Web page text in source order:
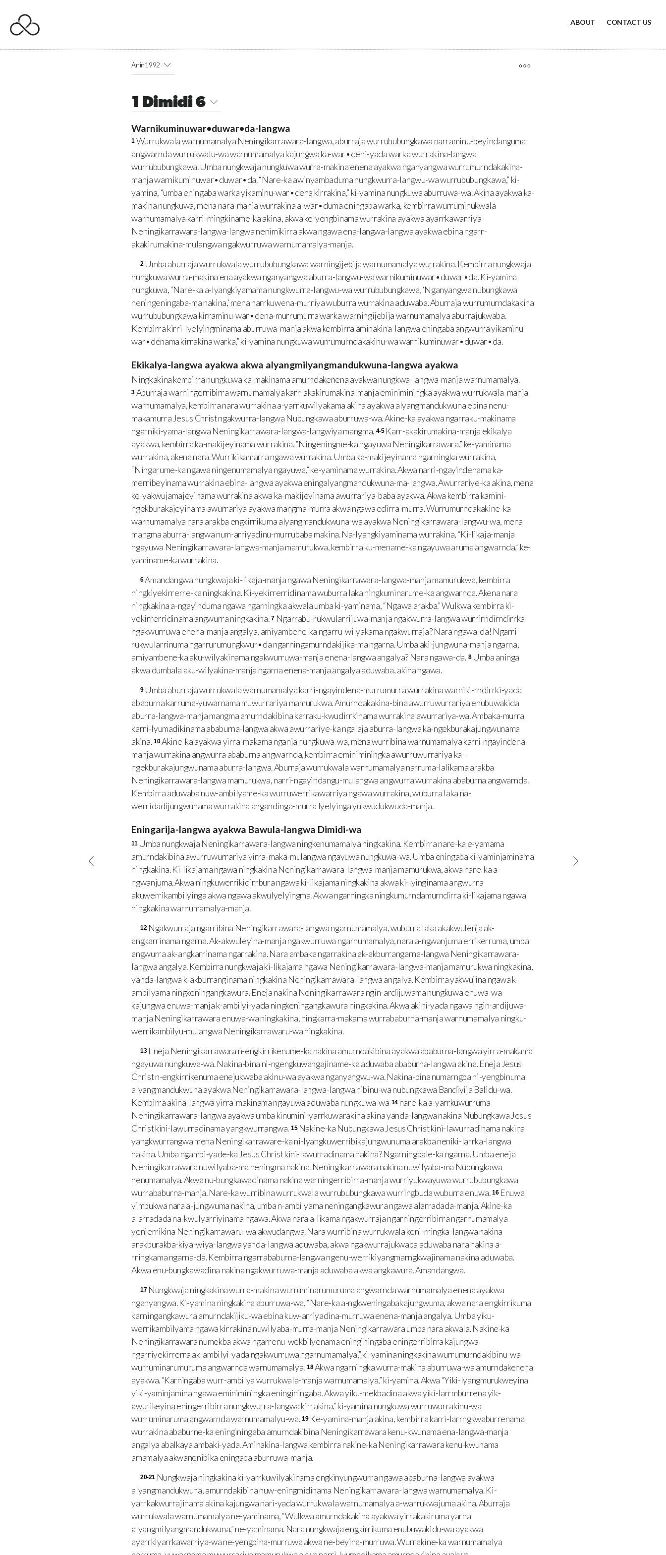
ABOUT CONTACT US
Anin1992
1 Dimidi 6
Warnikuminuwar•duwar•da-langwa
1 Wurrukwala warnumamalya Neningikarrawara-langwa, aburraja wurrububungkawa narraminu-beyindanguma
angwarnda wurrukwalu-wa warnumamalya kajungwa ka-war•deni-yada warka wurrakina-langwa
wurrububungkawa. Umba nungkwaja nungkuwa wurra-makina enena ayakwa nganyangwa wurrumurndakakina-
manja warnikuminuwar•duwar•da. “Nare-ka awinyambaduma nungkwurra-langwu-wa wurrububungkawa,” ki-
yamina, “umba eningaba warka yikaminu-war•dena kirrakina,” ki-yamina nungkuwa aburruwa-wa. Akina ayakwa ka-
makina nungkuwa, mena nara-manja wurrakina a-war•duma eningaba warka, kembirra wurruminukwala
warnumamalya karri-rringkiname-ka akina, akwa ke-yengbinama wurrakina ayakwa ayarrkawarriya
Neningikarrawara-langwa-langwa nenimikirra akwa ngawa ena-langwa-langwa ayakwa ebina ngarr-
akakirumakina-mulangwa ngakwurruwa warnumamalya-manja.
2 Umba aburraja wurrukwala wurrububungkawa warningijebija warnumamalya wurrakina. Kembirra nungkwaja
nungkuwa wurra-makina ena ayakwa nganyangwa aburra-langwu-wa warnikuminuwar•duwar•da. Ki-yamina
nungkuwa, “Nare-ka a-lyangkiyamama nungkwurra-langwu-wa wurrububungkawa, ‘Nganyangwa nubungkawa
neningeningaba-ma nakina,’ mena narrkuwena-murriya wuburra wurrakina aduwaba. Aburraja wurrumurndakakina
wurrububungkawa kirraminu-war•dena-murrumurra warka warningijebija warnumamalya aburrajukwaba.
Kembirra kirri-lyelyingminama aburruwa-manja akwa kembirra aminakina-langwa eningaba angwurra yikaminu-
war•denama kirrakina warka,” ki-yamina nungkuwa wurrumurndakakinu-wa warnikuminuwar•duwar•da.
Ekikalya-langwa ayakwa akwa alyangmilyangmandukwuna-langwa ayakwa
Ningkakina kembirra nungkuwa ka-makinama amurndakenena ayakwa nungkwa-langwa-manja warnumamalya.
3 Aburraja warningerribirra warnumamalya karr-akakirumakina-manja eminiminingka ayakwa wurrukwala-manja
warnumamalya, kembirra nara wurrakina a-yarrkuwilyakama akina ayakwa alyangmandukwuna ebina nenu-
makamurra Jesus Christ ngakwurra-langwa Nubungkawa aburruwa-wa. Akine-ka ayakwa ngarraku-makinama
ngarniki-yama-langwa Neningikarrawara-langwa-langwiya mangma. 4-5 Karr-akakirumakina-manja ekikalya
ayakwa, kembirra ka-makijeyinama wurrakina, “Ningeningme-ka ngayuwa Neningikarrawara,” ke-yaminama
wurrakina, akena nara. Wurrikikamarra ngawa wurrakina. Umba ka-makijeyinama ngarningka wurrakina,
“Ningarume-ka ngawa ningenumamalya ngayuwa,” ke-yaminama wurrakina. Akwa narri-ngayindenama ka-
merribeyinama wurrakina ebina-langwa ayakwa eningalyangmandukwuna-ma-langwa. Awurrariye-ka akina, mena
ke-yakwujamajeyinama wurrakina akwa ka-makijeyinama awurrariya-baba ayakwa. Akwa kembirra kamini-
ngekburakajeyinama awurrariya ayakwa mangma-murra akwa ngawa edirra-murra. Wurrumurndakakine-ka
warnumamalya nara arakba engkirrikuma alyangmandukwuna-wa ayakwa Neningikarrawara-langwu-wa, mena
mangma aburra-langwa num-arriyadinu-murrubaba makina. Na-lyangkiyaminama wurrakina, “Ki-likaja-manja
ngayuwa Neningikarrawara-langwa-manja mamurukwa, kembirra ku-mename-ka ngayuwa aruma angwarnda,” ke-
yaminame-ka wurrakina.
6Amandangwa nungkwaja ki-likaja-manja ngawa Neningikarrawara-langwa-manja mamurukwa, kembirra
ningkiyekirrerre-ka ningkakina. Ki-yekirrerridinama wuburra laka ningkuminarume-ka angwarnda. Akena nara
ningkakina a-ngayinduma ngawa ngarningka akwala umba ki-yaminama, “Ngawa arakba.” Wulkwa kembirra ki-
yekirrerridinama angwurra ningkakina. 7 Ngarrabu-rukwularrijuwa-manja ngakwurra-langwa wurrirndirndirrka
ngakwurruwa enena-manja angalya, amiyambene-ka ngarru-wilyakama ngakwurraja? Nara ngawa-da! Ngarri-
rukwularrinuma ngarrurumungkwur•da ngarningamurndakijika-ma ngarna. Umba aki-jungwuna-manja ngarna,
amiyambene-ka aku-wilyakinama ngakwurruwa-manja enena-langwa angalya? Nara ngawa-da. 8 Umba aninga
akwa dumbala aku-wilyakina-manja ngarna enena-manja angalya aduwaba, akina ngawa.
9 Umba aburraja wurrukwala warnumamalya karri-ngayindena-murrumurra wurrakina warniki-rndirrki-yada
ababurna karruma-yuwarnama muwurrariya mamurukwa. Amurndakakina-bina awurruwurrariya enubuwakida
aburra-langwa-manja mangma amurndakibina karraku-kwudirrkinama wurrakina awurrariya-wa. Ambaka-murra
karri-lyumadikinama ababurna-langwa akwa awurrariye-ka ngalaja aburra-langwa ka-ngekburakajungwunama
akina. 10Akine-ka ayakwa yirra-makama nganja nungkuwa-wa, mena wurribina warnumamalya karri-ngayindena-
manja wurrakina angwurra ababurna angwarnda, kembirra eminiminingka awurruwurrariya ka-
ngekburakajungwunama aburra-langwa. Aburraja wurrukwala warnumamalya narruma-lalikama arakba
Neningikarrawara-langwa mamurukwa, narri-ngayindangu-mulangwa angwurra wurrakina ababurna angwarnda.
Kembirra aduwaba nuw-ambilyame-ka wurruwerrikawarriya ngawa wurrakina, wuburra laka na-
werridadijungwunama wurrakina angandinga-murra lyelyinga yukwudukwuda-manja.
Eningarija-langwa ayakwa Bawula-langwa Dimidi-wa
11 Umba nungkwaja Neningikarrawara-langwa ningkenumamalya ningkakina. Kembirra nare-ka e-yamama
amurndakibina awurruwurrariya yirra-maka-mulangwa ngayuwa nungkuwa-wa. Umba eningaba ki-yaminjaminama
ningkakina. Ki-likajama ngawa ningkakina Neningikarrawara-langwa-manja mamurukwa, akwa nare-ka a-
ngwanjuma. Akwa ningkuwerrikidirrbura ngawa ki-likajama ningkakina akwa ki-lyinginama angwurra
akuwerrikambilyinga akwa ngawa akwulyelyingma. Akwa ngarningka ningkumurndamurndirra ki-likajama ngawa
ningkakina warnumamalya-manja.
12 Ngakwurraja ngarribina Neningikarrawara-langwa ngarnumamalya, wuburra laka akakwulenja ak-
angkarrinama ngarna. Ak-akwuleyina-manja ngakwurruwa ngarnumamalya, nara a-ngwanjuma errikerruma, umba
angwurra ak-angkarrinama ngarrakina. Nara ambaka ngarrakina ak-akburrangarna-langwa Neningikarrawara-
langwa angalya. Kembirra nungkwaja ki-likajama ngawa Neningikarrawara-langwa-manja mamurukwa ningkakina,
yanda-langwa k-akburranginama ningkakina Neningikarrawara-langwa angalya. Kembirra yakwujina ngawa k-
ambilyama ningkeningangkawura. Eneja nakina Neningikarrawara ngin-ardijuwama nungkuwa enuwa-wa
kajungwa enuwa-manja k-ambilyi-yada ningkeningangkawura ningkakina. Akwa akini-yada ngawa ngin-ardijuwa-
manja Neningikarrawara enuwa-wa ningkakina, ningkarra-makama wurrababurna-manja warnumamalya ningku-
werrikambilyu-mulangwa Neningikarrawaru-wa ningkakina.
13 Eneja Neningikarrawara n-engkirrikenume-ka nakina amurndakibina ayakwa ababurna-langwa yirra-makama
ngayuwa nungkuwa-wa. Nakina-bina ni-ngengkuwangajiname-ka aduwaba ababurna-langwa akina. Eneja Jesus
Christ n-engkirrikenuma enejukwaba akinu-wa ayakwa nganyangwu-wa. Nakina-bina numarngba ni-yengbinuma
alyangmandukwuna ayakwa Neningikarrawara-langwa-langwa nibinu-wa nubungkawa Bandiyija Balidu-wa.
Kembirra akina-langwa yirra-makinama ngayuwa aduwaba nungkuwa-wa 14 nare-ka a-yarrkuwurruma
Neningikarrawara-langwa ayakwa umba kinumini-yarrkuwarakina akina yanda-langwa nakina Nubungkawa Jesus
Christ kini-lawurradinama yangkwurrangwa. 15 Nakine-ka Nubungkawa Jesus Christ kini-lawurradinama nakina
yangkwurrangwa mena Neningikarraware-ka ni-lyangkuwerribikajungwunuma arakba neniki-larrka-langwa
nakina. Umba ngambi-yade-ka Jesus Christ kini-lawurradinama nakina? Ngarningbale-ka ngarna. Umba eneja
Neningikarrawara nuwilyaba-ma neningma nakina. Neningikarrawara nakina nuwilyaba-ma Nubungkawa
nenumamalya. Akwa nu-bungkawadinama nakina warningerribirra-manja wurriyukwayuwa wurrububungkawa
wurrababurna-manja. Nare-ka wurribina wurrukwala wurrububungkawa wurringbuda wuburra enuwa. 16 Enuwa
yimbukwa nara a-jungwuma nakina, umba n-ambilyama neningangkawura ngawa alarradada-manja. Akine-ka
alarradada na-kwulyarriyinama ngawa. Akwa nara a-likama ngakwurraja ngarningerribirra ngarnumamalya
yenjerrikina Neningikarrawaru-wa akwudangwa. Nara wurribina wurrukwala keni-rringka-langwa nakina
arakburakba-kiya-wiya-langwa yanda-langwa aduwaba, akwa ngakwurrajukwaba aduwaba nara nakina a-
rringkama ngarna-da. Kembirra ngarrababurna-langwa ngenu-werrikiyangmarngkwajinama nakina aduwaba.
Akwa enu-bungkawadina nakina ngakwurruwa-manja aduwaba akwa angkawura. Amandangwa.
17 Nungkwaja ningkakina wurra-makina wurruminarumuruma angwarnda warnumamalya enena ayakwa
nganyangwa. Ki-yamina ningkakina aburruwa-wa, “Nare-ka a-ngkweningabakajungwuma, akwa nara engkirrikuma
karningangkawura amurndakijiku-wa ebina kuw-arriyadina-murruwa enena-manja angalya. Umba yiku-
werrikambilyama ngawa kirrakina nuwilyaba-murra-manja Neningikarrawara umba nara akwala. Nakine-ka
Neningikarrawara numekba akwa ngarrenu-wekbilyenama eninginingaba eningerribirra kajungwa
ngarriyekirrerra ak-ambilyi-yada ngakwurruwa ngarnumamalya,” ki-yamina ningkakina wurrumurndakibinu-wa
wurruminarumuruma angwarnda warnumamalya. 18 Akwa ngarningka wurra-makina aburruwa-wa amurndakenena
ayakwa. “Karningaba wurr-ambilya wurrukwala-manja warnumamalya,” ki-yamina. Akwa “Yiki-lyangmurukweyina
yiki-yaminjamina ngawa eminiminingka eninginingaba. Akwa yiku-mekbadina akwa yiki-larrmburrena yik-
awurikeyina eningerribirra nungkwurra-langwa kirrakina,” ki-yamina nungkuwa wurruwurrakinu-wa
wurruminaruma angwarnda warnumamalyu-wa. 19 Ke-yamina-manja akina, kembirra karri-larrngkwaburrenama
wurrakina ababurne-ka eninginingaba amurndakibina Neningikarrawara kenu-kwunama ena-langwa-manja
angalya abalkaya ambaki-yada. Aminakina-langwa kembirra nakine-ka Neningikarrawara kenu-kwunama
amamalya akwanenibika eningaba aburruwa-manja.
20-21 Nungkwaja ningkakina ki-yarrkuwilyakinama engkinyungwurra ngawa ababurna-langwa ayakwa
alyangmandukwuna, amurndakibina nuw-eningmidinama Neningikarrawara-langwa warnumamalya. Ki-
yarrkakwurrajinama akina kajungwa nari-yada wurrukwala warnumamalya a-warrukwajuma akina. Aburraja
wurrukwala warnumamalya ne-yaminama, “Wulkwa amurndakakina ayakwa yirrakakiruma yarna
alyangmilyangmandukwuna,” ne-yaminama. Nara nungkwaja engkirrikuma enubuwakidu-wa ayakwa
ayarrkiyarrkawarriya-wa ne-yengbina-murruwa akwa ne-beyina-murruwa. Wurrakine-ka warnumamalya